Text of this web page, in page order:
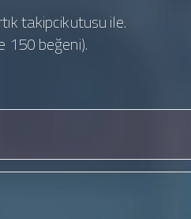
takipcikutusu ile.
150 beğeni).